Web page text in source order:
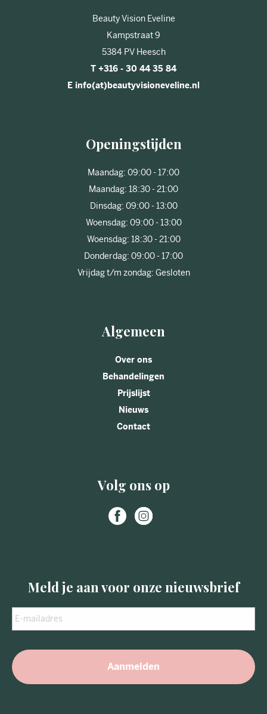
Beauty Vision Eveline
Kampstraat 9
5384 PV Heesch
T +316 - 30 44 35 84
E info(at)beautyvisioneveline.nl
Openingstijden
Maandag: 09:00 - 17:00
Maandag: 18:30 - 21:00
Dinsdag: 09:00 - 13:00
Woensdag: 09:00 - 13:00
Woensdag: 18:30 - 21:00
Donderdag: 09:00 - 17:00
Vrijdag t/m zondag: Gesloten
Algemeen
Over ons
Behandelingen
Prijslijst
Nieuws
Contact
Volg ons op
Meld je aan voor onze nieuwsbrief
mailadres